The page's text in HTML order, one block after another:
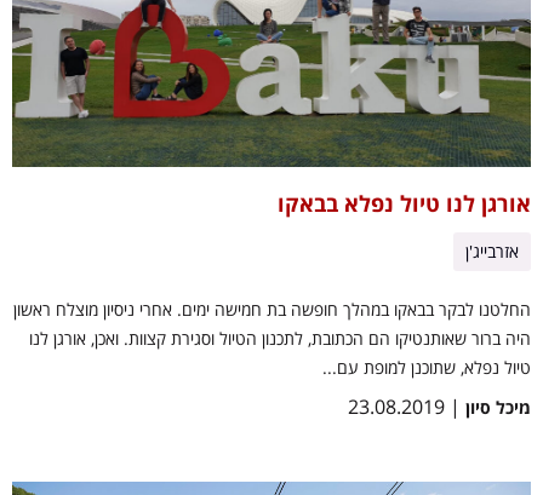
אורגן לנו טיול נפלא בבאקו
אזרבייג'ן
החלטנו לבקר בבאקו במהלך חופשה בת חמישה ימים. אחרי ניסיון מוצלח ראשון
היה ברור שאותנטיקו הם הכתובת, לתכנון הטיול וסגירת קצוות. ואכן, אורגן לנו
טיול נפלא, שתוכנן למופת עם...
מיכל סיון | 23.08.2019